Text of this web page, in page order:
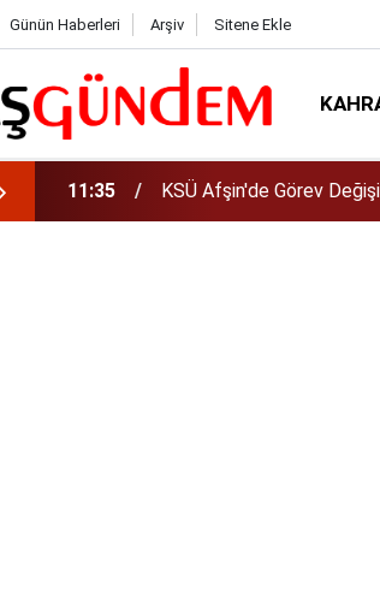
Günün Haberleri Arşiv Sitene Ekle
10:14 Funda Arar konser için